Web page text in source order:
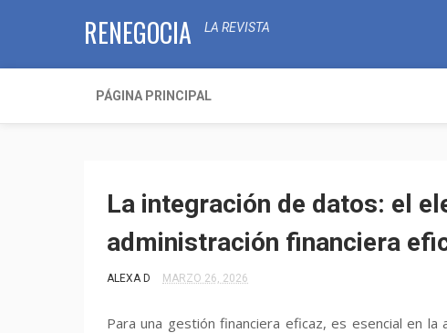
RENEGOCIA LA REVISTA
PÁGINA PRINCIPAL
La integración de datos: el
administración financiera
ALEXA D MARZO 26, 2026
Para una gestión financiera eficaz, es esencial en